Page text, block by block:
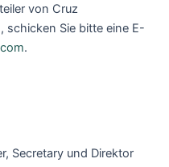
von Cruz
Sie bitte eine E-
.
Secretary und Direktor